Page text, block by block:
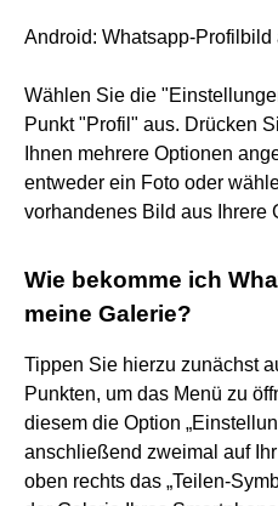
Android: Whatsapp-Profilbild
Wählen Sie die
Punkt "Profil" aus. Drücken
Ihnen mehrere Optionen
entweder ein Foto oder
vorhandenes Bild aus Ihrere
Wie bekomme ich
meine Galerie?
Tippen Sie hierzu zunächst
Punkten, um das Menü zu
diesem die Option
anschließend zweimal auf
oben rechts das „Teilen-